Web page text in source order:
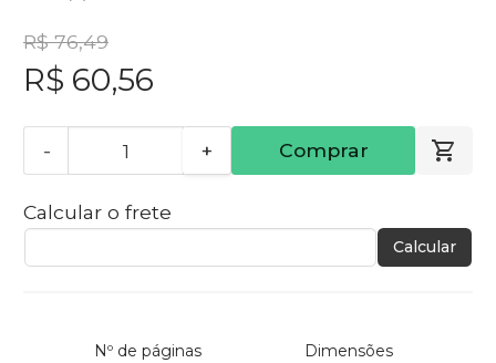
R$ 76,49
R$ 60,56
- + Comprar
Calcular o frete
Calcular
Nº de páginas Dimensões